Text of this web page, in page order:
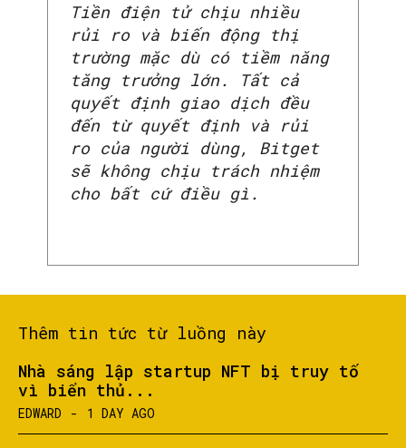
SEARCH...
Tiền điện tử chịu nhiều
rủi ro và biến động thị
trường mặc dù có tiềm năng
tăng trưởng lớn. Tất cả
quyết định giao dịch đều
đến từ quyết định và rủi
ro của người dùng, Bitget
sẽ không chịu trách nhiệm
cho bất cứ điều gì.
Thêm tin tức từ luồng này
Nhà sáng lập startup NFT bị truy tố
vì biển thủ...
EDWARD - 1 DAY AGO